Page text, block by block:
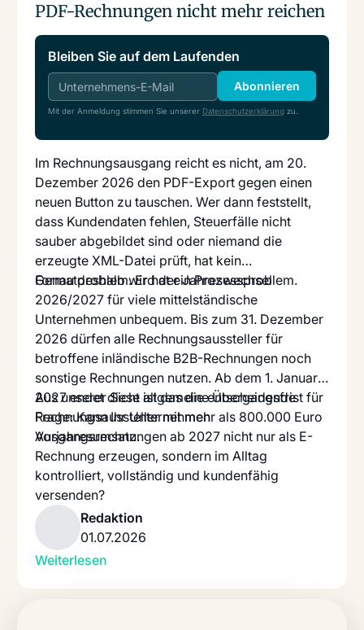
PDF-Rechnungen nicht mehr reichen
Bleiben Sie auf dem Laufenden
Abonnieren
Mit der Anmeldung stimmen Sie unserer Datenschutzerklärung zu.
Im Rechnungsausgang reicht es nicht, am 20.
Dezember 2026 den PDF-Export gegen einen
neuen Button zu tauschen. Wer dann feststellt,
dass Kundendaten fehlen, Steuerfälle nicht
sauber abgebildet sind oder niemand die
erzeugte XML-Datei prüft, hat kein
Formatproblem. Er hat ein Prozessproblem.
Genau deshalb wird der Jahreswechsel
2026/2027 für viele mittelständische
Unternehmen unbequem. Bis zum 31. Dezember
2026 dürfen alle Rechnungsaussteller für
betroffene inländische B2B-Rechnungen noch
sonstige Rechnungen nutzen. Ab dem 1. Januar
2027 endet diese allgemeine Übergangsfrist für
Rechnungsaussteller mit mehr als 800.000 Euro
Vorjahresumsatz.
Aus unserer Sicht ist das die entscheidende
Frage: Kann Ihr Unternehmen
Ausgangsrechnungen ab 2027 nicht nur als E-
Rechnung erzeugen, sondern im Alltag
kontrolliert, vollständig und kundenfähig
versenden?
Redaktion
01.07.2026
Weiterlesen